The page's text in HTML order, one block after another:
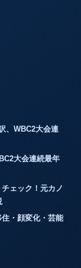
、WBC2大会連
大会連続最年
ェック！元カノ
・顔変化・芸能